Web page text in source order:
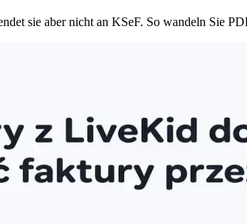
sie aber nicht an KSeF. So wandeln Sie